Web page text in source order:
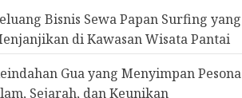
Bisnis Sewa Papan Surfing yang
di Kawasan Wisata Pantai
Gua yang Menyimpan Pesona
Sejarah, dan Keunikan